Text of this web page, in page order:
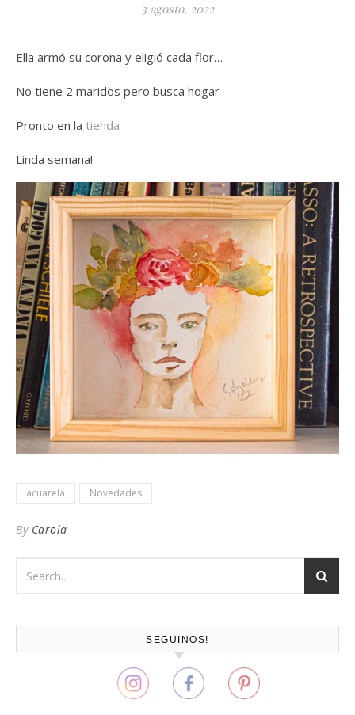
3 agosto, 2022
Ella armó su corona y eligió cada flor…
No tiene 2 maridos pero busca hogar
Pronto en la tienda
Linda semana!
acuarela Novedades
By Carola
SEGUINOS!